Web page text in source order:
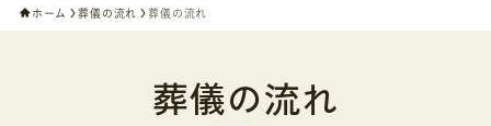
ホーム 葬儀の流れ 葬儀の流れ
葬儀の流れ